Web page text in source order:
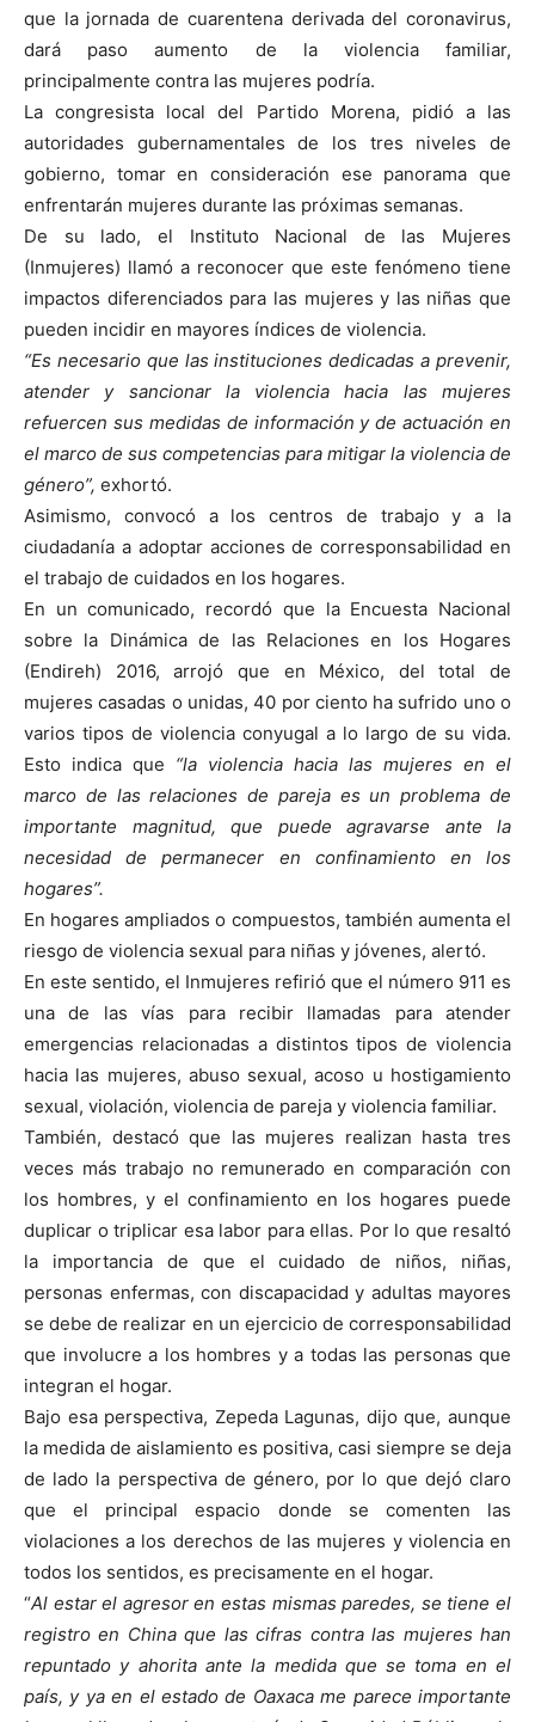
que la jornada de cuarentena derivada del coronavirus,
dará paso aumento de la violencia familiar,
principalmente contra las mujeres podría.
La congresista local del Partido Morena, pidió a las
autoridades gubernamentales de los tres niveles de
gobierno, tomar en consideración ese panorama que
enfrentarán mujeres durante las próximas semanas.
De su lado, el Instituto Nacional de las Mujeres
(Inmujeres) llamó a reconocer que este fenómeno tiene
impactos diferenciados para las mujeres y las niñas que
pueden incidir en mayores índices de violencia.
“Es necesario que las instituciones dedicadas a prevenir,
atender y sancionar la violencia hacia las mujeres
refuercen sus medidas de información y de actuación en
el marco de sus competencias para mitigar la violencia de
género”, exhortó.
Asimismo, convocó a los centros de trabajo y a la
ciudadanía a adoptar acciones de corresponsabilidad en
el trabajo de cuidados en los hogares.
En un comunicado, recordó que la Encuesta Nacional
sobre la Dinámica de las Relaciones en los Hogares
(Endireh) 2016, arrojó que en México, del total de
mujeres casadas o unidas, 40 por ciento ha sufrido uno o
varios tipos de violencia conyugal a lo largo de su vida.
Esto indica que “la violencia hacia las mujeres en el
marco de las relaciones de pareja es un problema de
importante magnitud, que puede agravarse ante la
necesidad de permanecer en confinamiento en los
hogares”.
En hogares ampliados o compuestos, también aumenta el
riesgo de violencia sexual para niñas y jóvenes, alertó.
En este sentido, el Inmujeres refirió que el número 911 es
una de las vías para recibir llamadas para atender
emergencias relacionadas a distintos tipos de violencia
hacia las mujeres, abuso sexual, acoso u hostigamiento
sexual, violación, violencia de pareja y violencia familiar.
También, destacó que las mujeres realizan hasta tres
veces más trabajo no remunerado en comparación con
los hombres, y el confinamiento en los hogares puede
duplicar o triplicar esa labor para ellas. Por lo que resaltó
la importancia de que el cuidado de niños, niñas,
personas enfermas, con discapacidad y adultas mayores
se debe de realizar en un ejercicio de corresponsabilidad
que involucre a los hombres y a todas las personas que
integran el hogar.
Bajo esa perspectiva, Zepeda Lagunas, dijo que, aunque
la medida de aislamiento es positiva, casi siempre se deja
de lado la perspectiva de género, por lo que dejó claro
que el principal espacio donde se comenten las
violaciones a los derechos de las mujeres y violencia en
todos los sentidos, es precisamente en el hogar.
“Al estar el agresor en estas mismas paredes, se tiene el
registro en China que las cifras contra las mujeres han
repuntado y ahorita ante la medida que se toma en el
país, y ya en el estado de Oaxaca me parece importante